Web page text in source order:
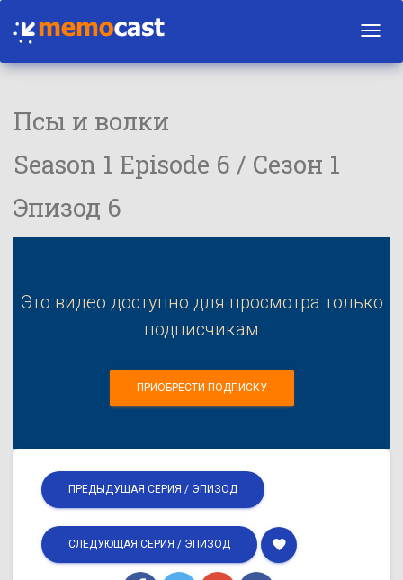
Псы и волки
Season 1 Episode 6 / Сезон 1
Эпизод 6
Это видео доступно для просмотра только
подписчикам
ПРИОБРЕСТИ ПОДПИСКУ
ПРЕДЫДУЩАЯ СЕРИЯ / ЭПИЗОД
СЛЕДУЮЩАЯ СЕРИЯ / ЭПИЗОД favorite